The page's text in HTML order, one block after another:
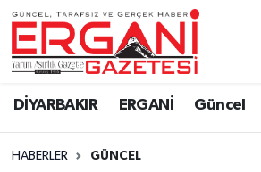
DİYARBAKIR ERGANİ Güncel
HABERLER GÜNCEL
DİYARBAKIR
BİSMİL
BAĞLAR
ERGANİ
Güncel
Ergani Nöbetçi Eczaneler
Ergani Hava Durumu
Ergani Trafik Yoğunluk Haritası